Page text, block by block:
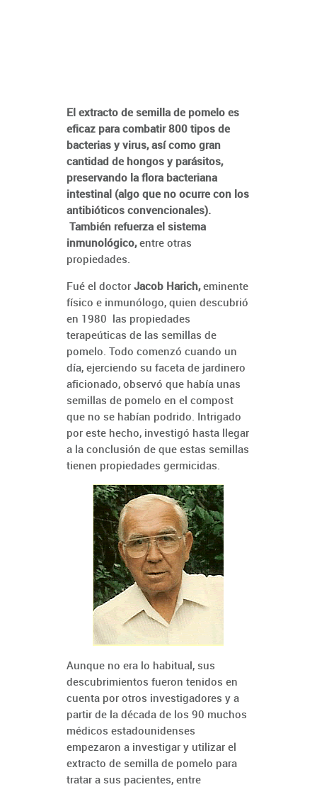
El extracto de semilla de pomelo es
eficaz para combatir 800 tipos de
bacterias y virus, así como gran
cantidad de hongos y parásitos,
preservando la flora bacteriana
intestinal (algo que no ocurre con los
antibióticos convencionales).
También refuerza el sistema
inmunológico,entre otras
propiedades.
Fué el doctor Jacob Harich,eminente
físico e inmunólogo, quien descubrió
en 1980 las propiedades
terapeúticas de las semillas de
pomelo. Todo comenzó cuando un
día, ejerciendo su faceta de jardinero
aficionado, observó que había unas
semillas de pomelo en el compost
que no se habían podrido. Intrigado
por este hecho, investigó hasta llegar
a la conclusión de que estas semillas
tienen propiedades germicidas.
Aunque no era lo habitual, sus
descubrimientos fueron tenidos en
cuenta por otros investigadores y a
partir de la década de los 90 muchos
médicos estadounidenses
empezaron a investigar y utilizar el
extracto de semilla de pomelo para
tratar a sus pacientes, entre